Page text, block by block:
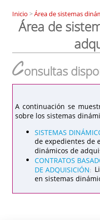
Inicio >Área de sistemas
Área de
Consultas
A continuación se
sobre los sistemas
SISTEMAS
de expedientes de
dinámicos de
CONTRATOS
DE ADQUISICIÓN:
en sistemas